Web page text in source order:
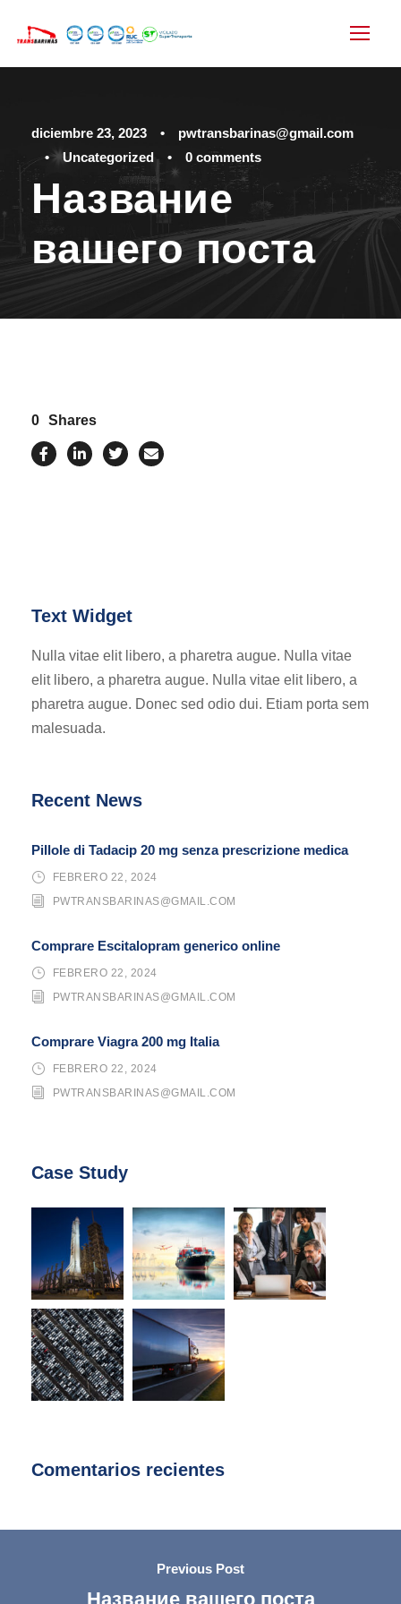
diciembre 23, 2023 •
pwtransbarinas@gmail.com
•
Uncategorized • 0 comments
Название
вашего поста
0 Shares
Text Widget
Nulla vitae elit libero, a pharetra augue. Nulla vitae
elit libero, a pharetra augue. Nulla vitae elit libero, a
pharetra augue. Donec sed odio dui. Etiam porta sem
malesuada.
Recent News
Pillole di Tadacip 20 mg senza prescrizione medica
FEBRERO 22, 2024
PWTRANSBARINAS@GMAIL.COM
Comprare Escitalopram generico online
FEBRERO 22, 2024
PWTRANSBARINAS@GMAIL.COM
Comprare Viagra 200 mg Italia
FEBRERO 22, 2024
PWTRANSBARINAS@GMAIL.COM
Case Study
Comentarios recientes
Previous Post
Название вашего поста